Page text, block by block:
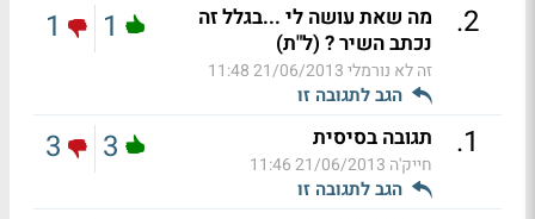
2
.
מה שאת עושה לי ...בגלל זה
נכתב השיר ? (ל"ת)
זה לא נורמלי21/06/2013 11:48
הגב לתגובה זו
1
1
1
. תגובה בסיסית
חייק'ה 21/06/2013 11:46
הגב לתגובה זו
3
3